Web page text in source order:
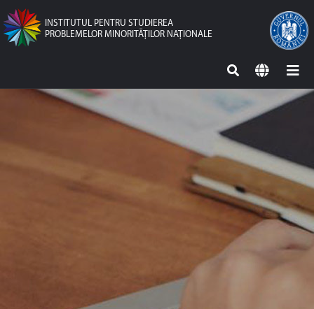
INSTITUTUL PENTRU STUDIEREA
PROBLEMELOR MINORITĂŢILOR NAŢIONALE